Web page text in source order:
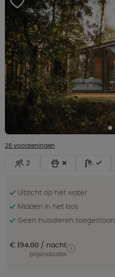
26 voorzieningen
2
Uitzicht op het water
Midden in het bos
Geen huisdieren toegestaan
€ 194.00 nacht
prijsindicatie